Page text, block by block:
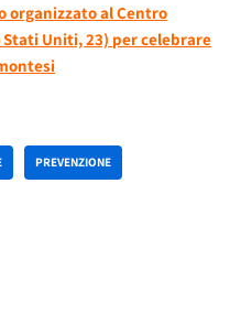
organizzato al Centro
Uniti, 23) per celebrare
PREVENZIONE